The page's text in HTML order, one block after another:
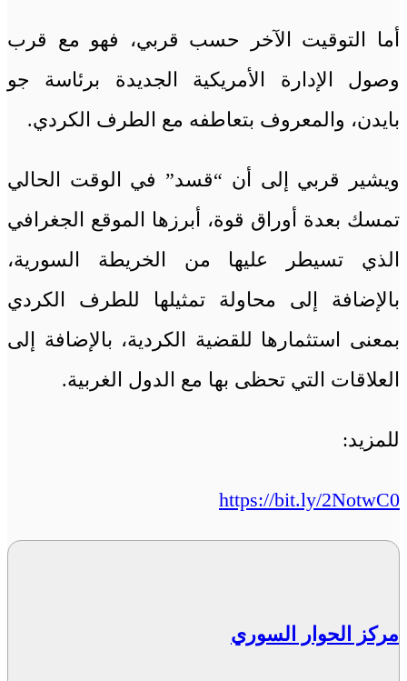
أما التوقيت الآخر حسب قربي، فهو مع قرب
وصول الإدارة الأمريكية الجديدة برئاسة جو
بايدن، والمعروف بتعاطفه مع الطرف الكردي.
ويشير قربي إلى أن “قسد” في الوقت الحالي
تمسك بعدة أوراق قوة، أبرزها الموقع الجغرافي
الذي تسيطر عليها من الخريطة السورية،
بالإضافة إلى محاولة تمثيلها للطرف الكردي
بمعنى استثمارها للقضية الكردية، بالإضافة إلى
العلاقات التي تحظى بها مع الدول الغربية.
للمزيد:
https://bit.ly/2NotwC0
مركز الحوار السوري